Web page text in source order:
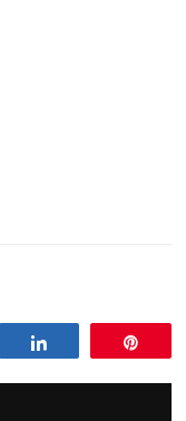
Compartir